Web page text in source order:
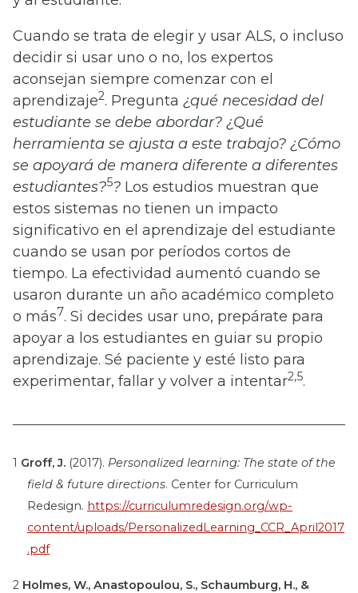
Cuando se trata de elegir y usar ALS, o incluso
decidir si usar uno o no, los expertos
aconsejan siempre comenzar con el
aprendizaje2. Pregunta ¿qué necesidad del
estudiante se debe abordar? ¿Qué
herramienta se ajusta a este trabajo? ¿Cómo
se apoyará de manera diferente a diferentes
estudiantes?5? Los estudios muestran que
estos sistemas no tienen un impacto
significativo en el aprendizaje del estudiante
cuando se usan por períodos cortos de
tiempo. La efectividad aumentó cuando se
usaron durante un año académico completo
o más7. Si decides usar uno, prepárate para
apoyar a los estudiantes en guiar su propio
aprendizaje. Sé paciente y esté listo para
experimentar, fallar y volver a intentar2,5.
1 Groff, J. (2017). Personalized learning: The state of the
field & future directions. Center for Curriculum
Redesign. https://curriculumredesign.org/wp-
content/uploads/PersonalizedLearning_CCR_April2017
.pdf
2 Holmes, W., Anastopoulou, S., Schaumburg, H., &